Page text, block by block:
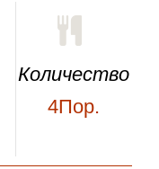
Количество
4Пор.